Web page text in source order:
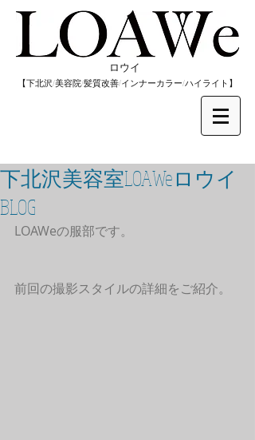
​ロウイ
​【下北沢/美容院/髪質改善/インナーカラー/​ハイライト】
下北沢美容室LOAWeロウイ
BLOG
LOAWeの服部です。
前回の撮影スタイルの詳細をご紹介。